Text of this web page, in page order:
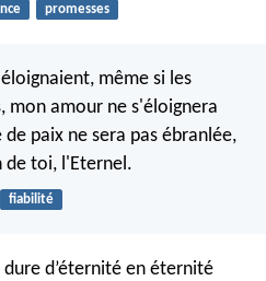
promesses
même si les
mon amour ne s'éloignera
paix ne sera pas ébranlée,
de toi, l'Eternel.
fiabilité
d’éternité en éternité